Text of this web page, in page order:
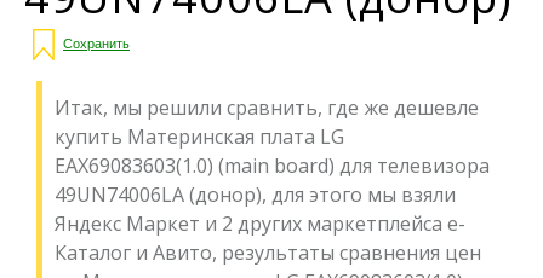
Сохранить
Итак, мы решили сравнить, где же дешевле
купить Материнская плата LG
EAX69083603(1.0) (main board) для телевизора
49UN74006LA (донор), для этого мы взяли
Яндекс Маркет и 2 других маркетплейса е-
Каталог и Авито, результаты сравнения цен